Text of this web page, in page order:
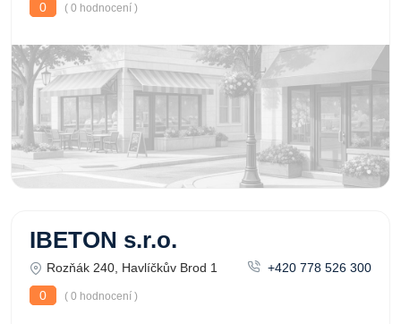
0 ( 0 hodnocení )
IBETON s.r.o.
Rozňák 240, Havlíčkův Brod 1
+420 778 526 300
0
( 0 hodnocení )